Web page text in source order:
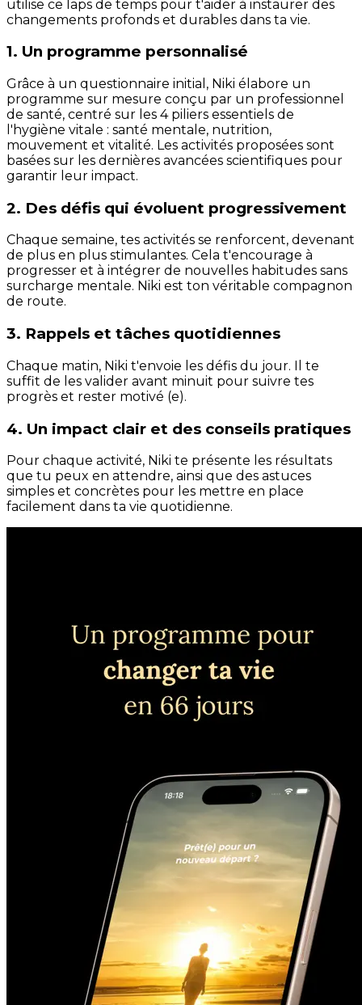
utilise ce laps de temps pour t'aider à instaurer des
changements profonds et durables dans ta vie.
1. Un programme personnalisé
Grâce à un questionnaire initial, Niki élabore un
programme sur mesure conçu par un professionnel
de santé, centré sur les 4 piliers essentiels de
l'hygiène vitale : santé mentale, nutrition,
mouvement et vitalité. Les activités proposées sont
basées sur les dernières avancées scientifiques pour
garantir leur impact.
2. Des défis qui évoluent progressivement
Chaque semaine, tes activités se renforcent, devenant
de plus en plus stimulantes. Cela t'encourage à
progresser et à intégrer de nouvelles habitudes sans
surcharge mentale. Niki est ton véritable compagnon
de route.
3. Rappels et tâches quotidiennes
Chaque matin, Niki t'envoie les défis du jour. Il te
suffit de les valider avant minuit pour suivre tes
progrès et rester motivé (e).
4. Un impact clair et des conseils pratiques
Pour chaque activité, Niki te présente les résultats
que tu peux en attendre, ainsi que des astuces
simples et concrètes pour les mettre en place
facilement dans ta vie quotidienne.